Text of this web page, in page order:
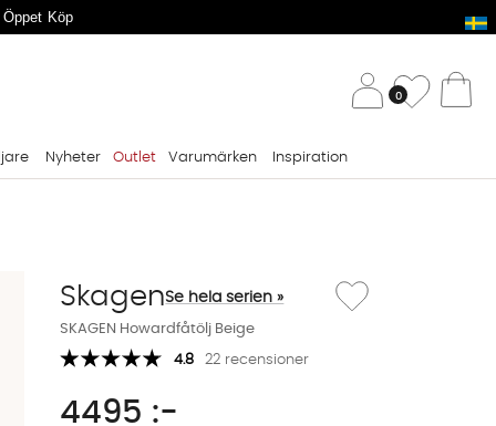
Köp
0
Nyheter Outlet Varumärken Inspiration
SKAGEN Howardfåtölj Beige
SkagenSe hela serien »
Lägg till i önskelista:
4.8 22 recensioner
4495 :-